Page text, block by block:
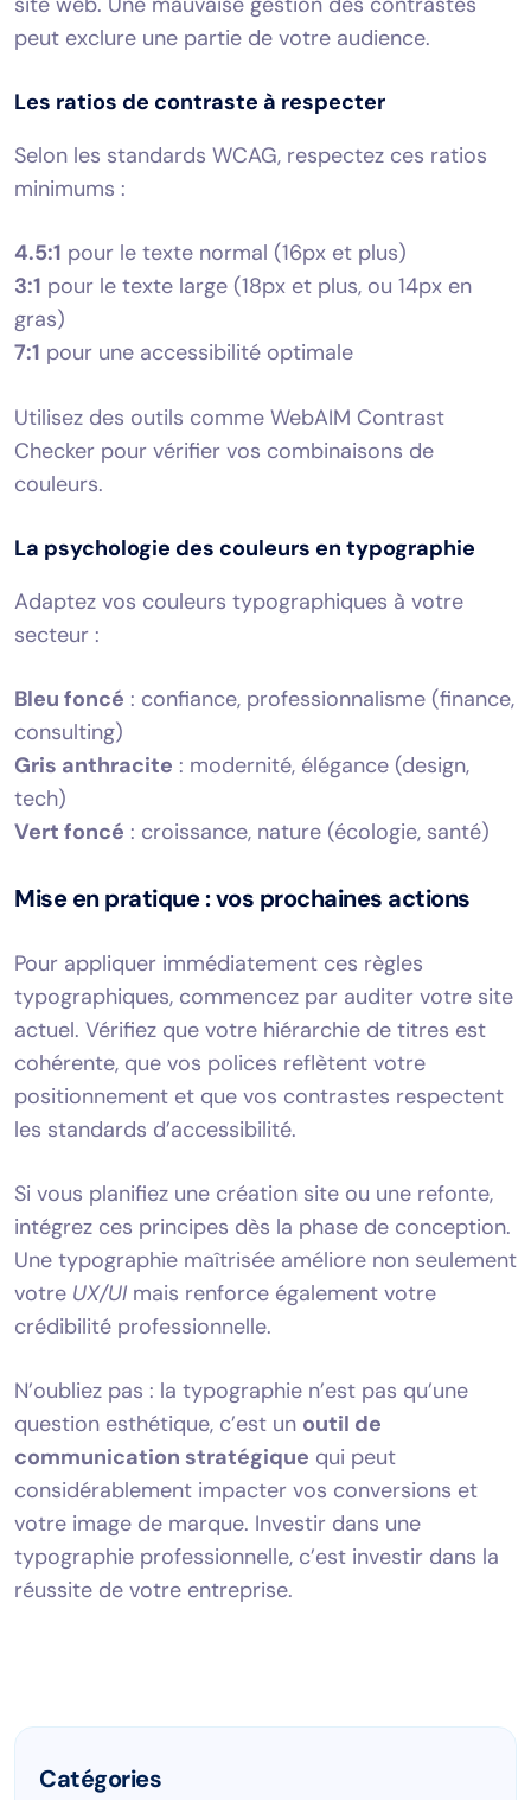
peut exclure une partie de votre audience.
Les ratios de contraste à respecter
Selon les standards WCAG, respectez ces ratios
minimums :
4.5:1 pour le texte normal (16px et plus)
3:1 pour le texte large (18px et plus, ou 14px en
gras)
7:1 pour une accessibilité optimale
Utilisez des outils comme WebAIM Contrast
Checker pour vérifier vos combinaisons de
couleurs.
La psychologie des couleurs en typographie
Adaptez vos couleurs typographiques à votre
secteur :
Bleu foncé : confiance, professionnalisme (finance,
consulting)
Gris anthracite : modernité, élégance (design,
tech)
Vert foncé : croissance, nature (écologie, santé)
Mise en pratique : vos prochaines actions
Pour appliquer immédiatement ces règles
typographiques, commencez par auditer votre site
actuel. Vérifiez que votre hiérarchie de titres est
cohérente, que vos polices reflètent votre
positionnement et que vos contrastes respectent
les standards d’accessibilité.
Si vous planifiez une création site ou une refonte,
intégrez ces principes dès la phase de conception.
Une typographie maîtrisée améliore non seulement
votre UX/UI mais renforce également votre
crédibilité professionnelle.
N’oubliez pas : la typographie n’est pas qu’une
question esthétique, c’est un outil de
communication stratégique qui peut
considérablement impacter vos conversions et
votre image de marque. Investir dans une
typographie professionnelle, c’est investir dans la
réussite de votre entreprise.
Catégories